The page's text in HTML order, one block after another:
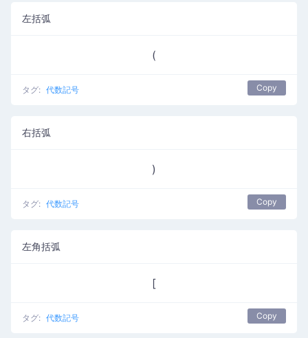
左括弧
(
タグ: 代数記号 Copy
右括弧
)
タグ: 代数記号 Copy
左角括弧
[
タグ: 代数記号 Copy